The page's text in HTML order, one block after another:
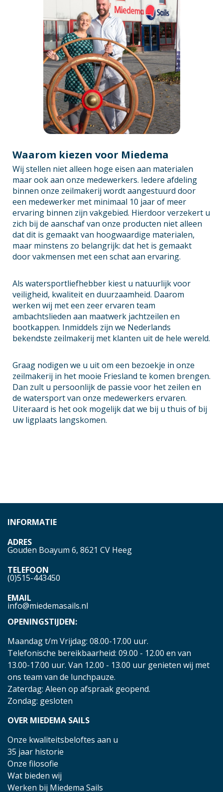
Waarom kiezen voor Miedema
Wij stellen niet alleen hoge eisen aan materialen
maar ook aan onze medewerkers. Iedere afdeling
binnen onze zeilmakerij wordt aangestuurd door
een medewerker met minimaal 10 jaar of meer
ervaring binnen zijn vakgebied. Hierdoor verzekert u
zich bij de aanschaf van onze producten niet alleen
dat dit is gemaakt van hoogwaardige materialen,
maar minstens zo belangrijk: dat het is gemaakt
door vakmensen met een schat aan ervaring.
Als watersportliefhebber kiest u natuurlijk voor
veiligheid, kwaliteit en duurzaamheid. Daarom
werken wij met een zeer ervaren team
ambachtslieden aan maatwerk jachtzeilen en
bootkappen. Inmiddels zijn we Nederlands
bekendste zeilmakerij met klanten uit de hele wereld.
Graag nodigen we u uit om een bezoekje in onze
zeilmakerij in het mooie Friesland te komen brengen.
Dan zult u persoonlijk de passie voor het zeilen en
de watersport van onze medewerkers ervaren.
Uiteraard is het ook mogelijk dat we bij u thuis of bij
uw ligplaats langskomen.
INFORMATIE
ADRES
Gouden Boayum 6, 8621 CV Heeg
TELEFOON
(0)515-443450
EMAIL
info@miedemasails.nl
OPENINGSTIJDEN:
Maandag t/m Vrijdag: 08.00-17.00 uur.
Telefonische bereikbaarheid: 09.00 - 12.00 en van
13.00-17.00 uur. Van 12.00 - 13.00 uur genieten wij met
ons team van de lunchpauze.
Zaterdag: Aleen op afspraak geopend.
Zondag: gesloten
OVER MIEDEMA SAILS
Onze kwaliteitsbeloftes aan u
35 jaar historie
Onze filosofie
Wat bieden wij
Werken bij Miedema Sails